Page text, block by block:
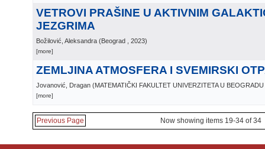
VETROVI PRAŠINE U AKTIVNIM
JEZGRIMA
Božilović, Aleksandra (Beograd , 2023)
[more]
ZEMLJINA ATMOSFERA I SVEMIRSKI
Jovanović, Dragan (MATEMATIČKI FAKULTET UNIVERZITETA U BEOGRADU
[more]
Previous Page Now showing items 19-34 of 34